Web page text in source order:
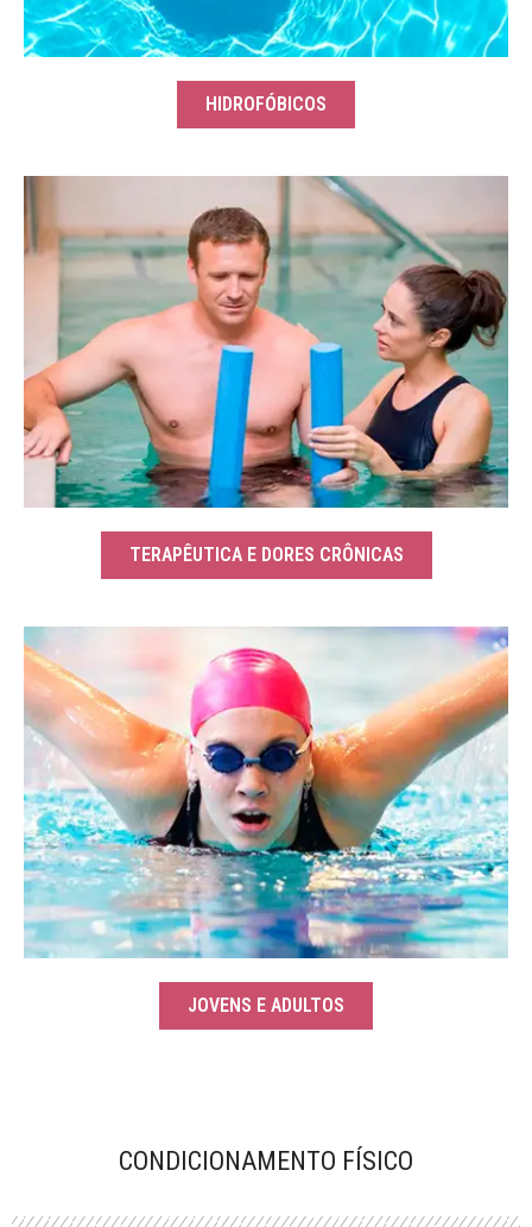
HIDROFÓBICOS
TERAPÊUTICA E DORES CRÔNICAS
JOVENS E ADULTOS
CONDICIONAMENTO FÍSICO